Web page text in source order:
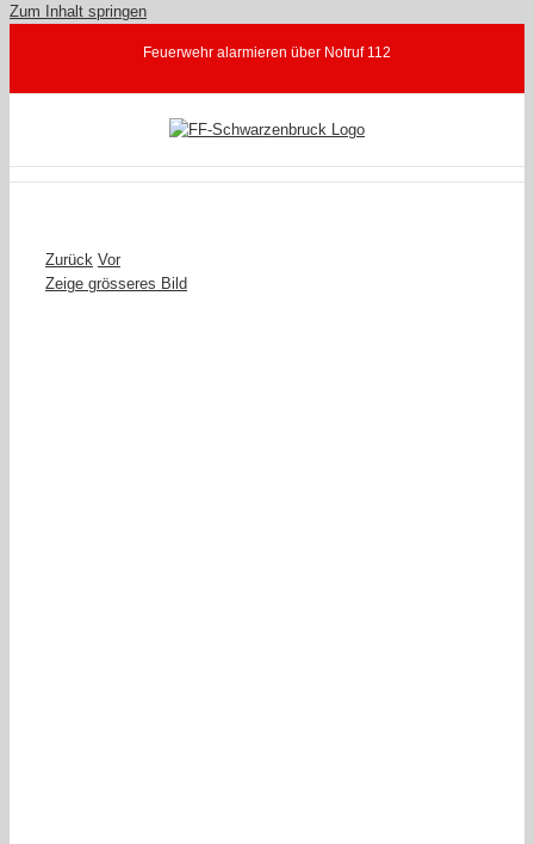
Zum Inhalt springen
Feuerwehr alarmieren über Notruf 112
Zurück Vor
Zeige grösseres Bild